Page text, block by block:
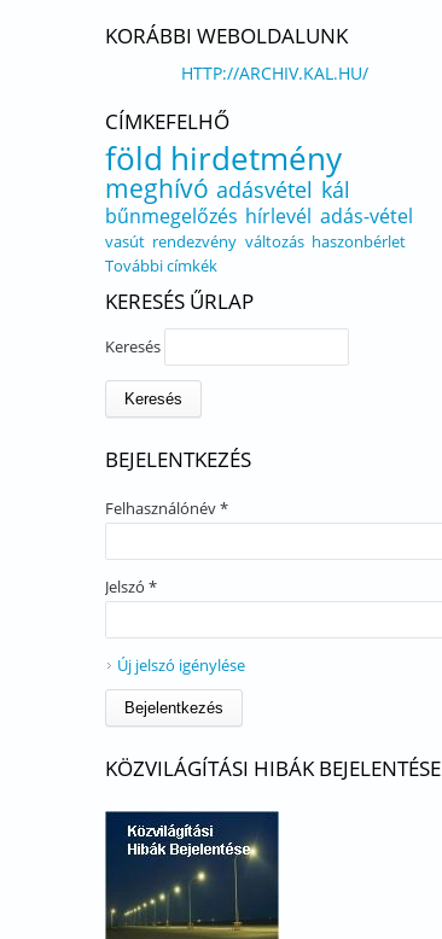
KORÁBBI WEBOLDALUNK
HTTP://ARCHIV.KAL.HU/
CÍMKEFELHŐ
föld hirdetmény
meghívó adásvétel kál
bűnmegelőzés hírlevél adás-vétel
vasút rendezvény változás haszonbérlet
További címkék
KERESÉS ŰRLAP
Keresés
BEJELENTKEZÉS
Felhasználónév*
Jelszó *
Új jelszó igénylése
KÖZVILÁGÍTÁSI HIBÁK BEJELENTÉSE